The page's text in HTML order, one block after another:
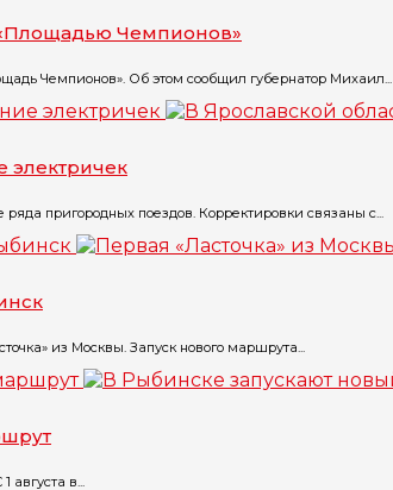
Чемпионов»
Чемпионов». Об этом сообщил губернатор Михаил...
электричек
пригородных поездов. Корректировки связаны с...
из Москвы. Запуск нового маршрута...
августа в...